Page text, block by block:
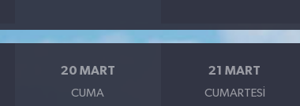
20 MART
CUMA
21 MART
CUMARTESI